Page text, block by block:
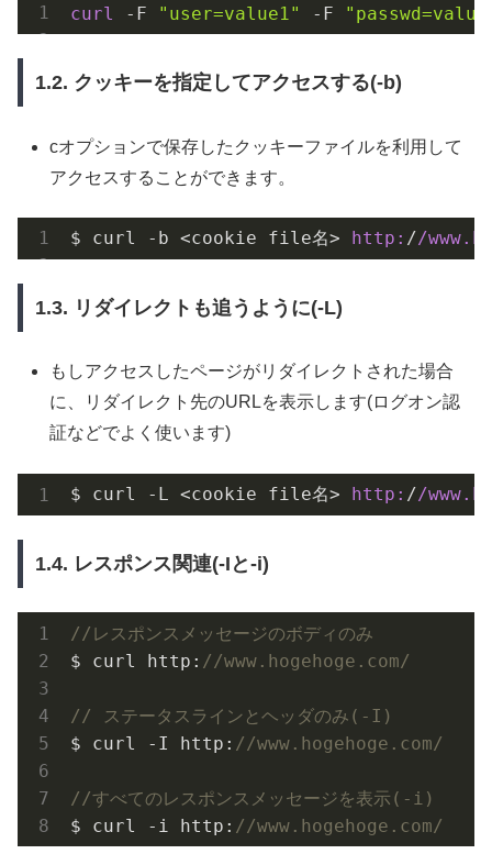
curl -F "user=value1" -F
1.2. クッキーを指定してアクセスする(-b)
cオプションで保存したクッキーファイルを利用して
アクセスすることができます。
$ curl -b <cookie file名> http: //
1.3. リダイレクトも追うように(-L)
もしアクセスしたページがリダイレクトされた場合
に、リダイレクト先のURLを表示します(ログオン認
証などでよく使います)
$ curl -L <cookie file名> http: //
1.4. レスポンス関連(-Iと-i)
//レスポンスメッセージのボディのみ
$ curl http: //www.hogehoge.com/
// ステータスラインとヘッダのみ(-I)
$ curl -I http: //www.hogehoge.com/
//すべてのレスポンスメッセージを表示(-i)
$ curl -i http: //www.hogehoge.com/